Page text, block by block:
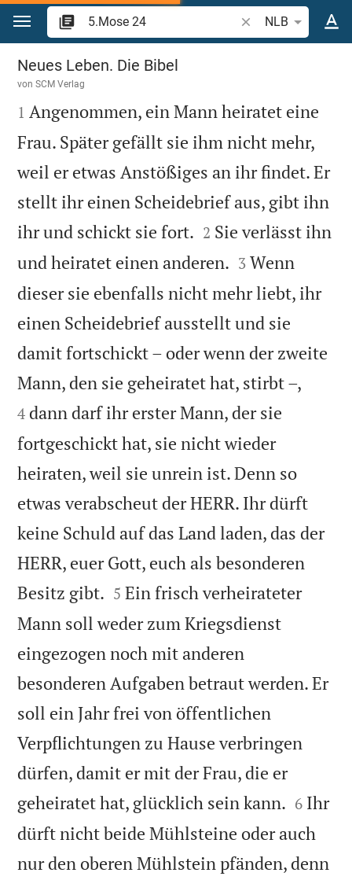
Zum Inhalt springen
Bibelstelle oder
NLB
5.Mose 24
Neues Leben. Die Bibel
vonSCM Verlag

1 Angenommen, ein Mann heiratet eine
Frau. Später gefällt sie ihm nicht mehr,
weil er etwas Anstößiges an ihr findet. Er
stellt ihr einen Scheidebrief aus, gibt ihn
ihr und schickt sie fort. 

2 Sie verlässt ihn
und heiratet einen anderen. 

3 Wenn
dieser sie ebenfalls nicht mehr liebt, ihr
einen Scheidebrief ausstellt und sie
damit fortschickt – oder wenn der zweite
Mann, den sie geheiratet hat, stirbt –,
4 dann darf ihr erster Mann, der sie
fortgeschickt hat, sie nicht wieder
heiraten, weil sie unrein ist. Denn so
etwas verabscheut der HERR. Ihr dürft
keine Schuld auf das Land laden, das der
HERR, euer Gott, euch als besonderen
Besitz gibt. 

5 Ein frisch verheirateter
Mann soll weder zum Kriegsdienst
eingezogen noch mit anderen
besonderen Aufgaben betraut werden. Er
soll ein Jahr frei von öffentlichen
Verpflichtungen zu Hause verbringen
dürfen, damit er mit der Frau, die er
geheiratet hat, glücklich sein kann. 

6 Ihr
dürft nicht beide Mühlsteine oder auch
nur den oberen Mühlstein pfänden, denn